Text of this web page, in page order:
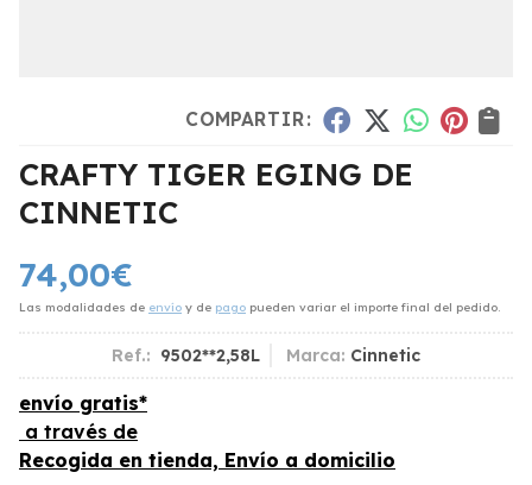
COMPARTIR:
CRAFTY TIGER EGING DE
CINNETIC
74,00€
Las modalidades de envío y de pago pueden variar el importe final del pedido.
Ref.: 9502**2,58L Marca: Cinnetic
envío gratis*
a través de
Recogida en tienda, Envío a domicilio